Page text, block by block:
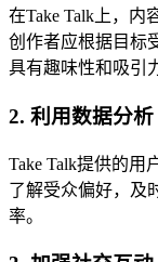
在Take Talk上，内
创作者应根据目标
具有趣味性和吸引
2. 利用数据分析
Take Talk提供的用
了解受众偏好，及
率。